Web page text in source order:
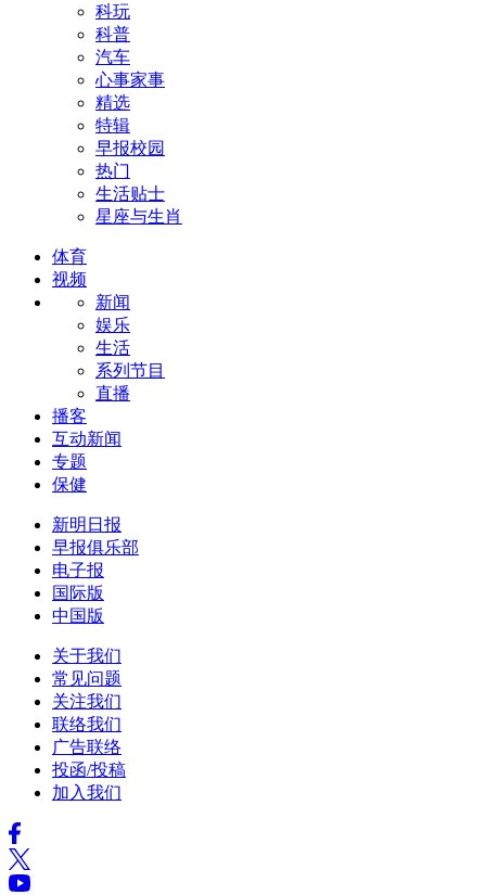
科玩
科普
汽车
心事家事
精选
特辑
早报校园
热门
生活贴士
星座与生肖
体育
视频
新闻
娱乐
生活
系列节目
直播
播客
互动新闻
专题
保健
新明日报
早报俱乐部
电子报
国际版
中国版
关于我们
常见问题
关注我们
联络我们
广告联络
投函/投稿
加入我们